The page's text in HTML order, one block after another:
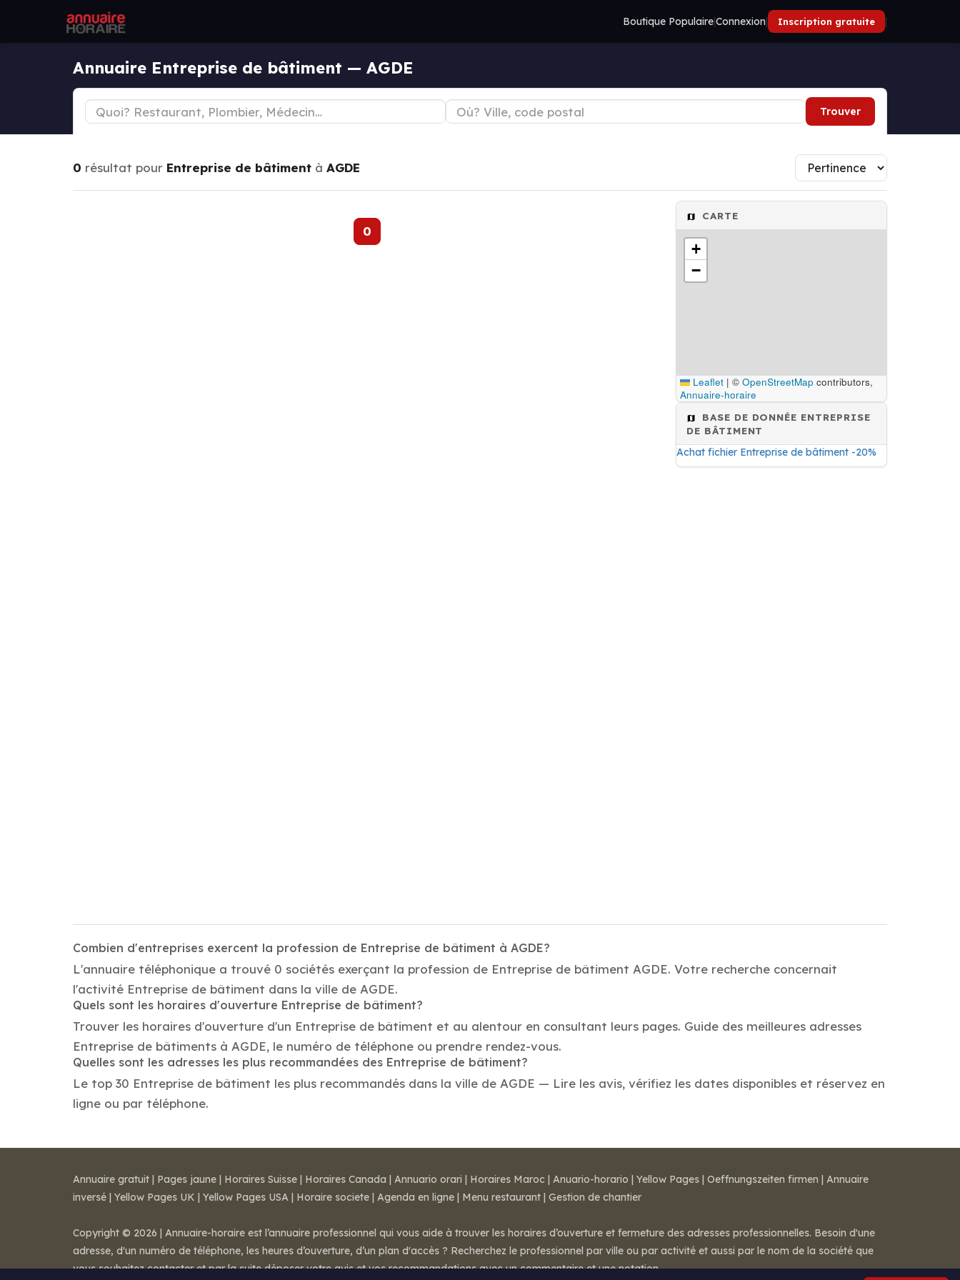
Boutique Populaire|Connexion| Inscription gratuite |
Annuaire Entreprise de bâtiment — AGDE
Trouver
0 résultat pour Entreprise de bâtiment à AGDE
0
CARTE
+
−
Leaflet | © OpenStreetMap contributors,
Annuaire-horaire
BASE DE DONNÉE ENTREPRISE
DE BÂTIMENT
Achat fichier Entreprise de bâtiment -20%
Combien d'entreprises exercent la profession de Entreprise de bâtiment à AGDE?
L'annuaire téléphonique a trouvé 0 sociétés exerçant la profession de Entreprise de bâtiment AGDE. Votre recherche concernait
l'activité Entreprise de bâtiment dans la ville de AGDE.
Quels sont les horaires d'ouverture Entreprise de bâtiment?
Trouver les horaires d'ouverture d'un Entreprise de bâtiment et au alentour en consultant leurs pages. Guide des meilleures adresses
Entreprise de bâtiments à AGDE, le numéro de téléphone ou prendre rendez-vous.
Quelles sont les adresses les plus recommandées des Entreprise de bâtiment?
Le top 30 Entreprise de bâtiment les plus recommandés dans la ville de AGDE — Lire les avis, vérifiez les dates disponibles et réservez en
ligne ou par téléphone.
Annuaire gratuit | Pages jaune | Horaires Suisse | Horaires Canada | Annuario orari | Horaires Maroc | Anuario-horario | Yellow Pages | Oeffnungszeiten firmen | Annuaire
inversé | Yellow Pages UK | Yellow Pages USA | Horaire societe | Agenda en ligne | Menu restaurant | Gestion de chantier
Copyright © 2026 | Annuaire-horaire est l’annuaire professionnel qui vous aide à trouver les horaires d’ouverture et fermeture des adresses professionnelles. Besoin d'une
adresse, d'un numéro de téléphone, les heures d’ouverture, d’un plan d'accès ? Recherchez le professionnel par ville ou par activité et aussi par le nom de la société que
vous souhaitez contacter et par la suite déposer votre avis et vos recommandations avec un commentaire et une notation.